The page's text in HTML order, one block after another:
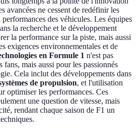
avancées ne cessent de redéfinir les
des véhicules. Les équipes
la recherche et le développement
la performance sur la piste, mais aussi
exigences environnementales et de
en Formule 1 n'est pas
fans, mais aussi pour les passionnés
Cela inclut des développements dans
de propulsion, et l'utilisation
optimiser les performances. Ces
une question de vitesse, mais
rendant chaque saison de F1 un